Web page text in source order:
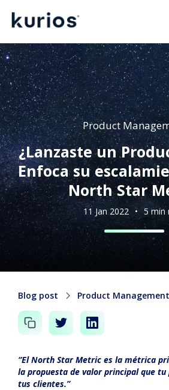
Product
¿Lanzaste un
Enfoca su
North Star
11 Jan 2022 • 5 min
Blog post Product Management
“El North Star Metric es la métrica
la propuesta de valor principal que
tus clientes.”